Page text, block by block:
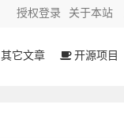
关于本站
授权登录
其它文章 开源项目